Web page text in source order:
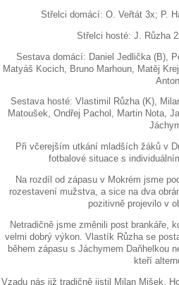
Střelci domácí: O. Veřtát 3x; P.
Střelci hosté: J. Růzha
Sestava domácí: Daniel Jedlička (B),
Matyáš Kocich, Bruno Marhoun, Matěj
Sestava hosté: Vlastimil Růzha (K),
Matoušek, Ondřej Pachol, Martin Nota,
Při včerejším utkání mladších žáků v
fotbalové situace s
Na rozdíl od zápasu v Mokrém jsme
rozestavení mužstva, a sice na dva
pozitivně projevilo v
Netradičně jsme změnili post brankáře,
velmi dobrý výkon. Vlastík Růzha se
během zápasu s Jáchymem Daňhelkou
kteří
Vzadu nás již tradičně jistil Milan Mišek,